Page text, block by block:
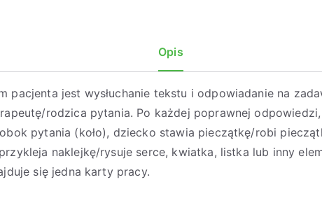
Opis
pacjenta jest wysłuchanie tekstu i odpowiadanie na
rodzica pytania. Po każdej poprawnej
pytania (koło), dziecko stawia pieczątkę/robi
naklejkę/rysuje serce, kwiatka, listka lub inny
się jedna karty pracy.